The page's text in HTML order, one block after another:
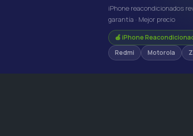
iPhone reacondicionados
garantía · Mejor precio
🍎 iPhone
Redmi
Motorola